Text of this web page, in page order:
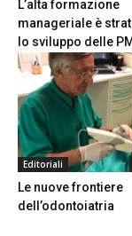
L’alta formazione
manageriale è
lo sviluppo delle
Editoriali
Le nuove frontiere
dell’odontoiatria